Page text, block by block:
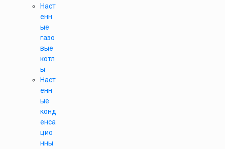
Наст
енн
ые
газо
вые
котл
ы
Наст
енн
ые
конд
енса
цио
нны